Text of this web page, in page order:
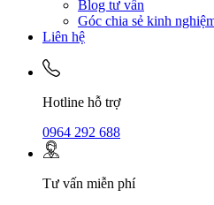
Blog tư vấn
Góc chia sẻ kinh
Liên hệ
Hotline hỗ trợ
0964 292 688
Tư vấn miễn phí